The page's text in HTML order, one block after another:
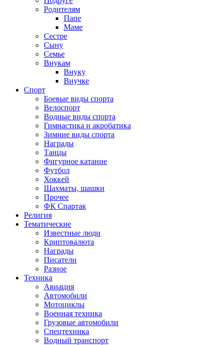
Родителям
Папе
Маме
Сестре
Сыну
Семье
Внукам
Внуку
Внучке
Спорт
Боевые виды спорта
Велоспорт
Водные виды спорта
Гимнастика и акробатика
Зимние виды спорта
Награды
Танцы
Фигурное катание
Футбол
Хоккей
Шахматы, шашки
Прочее
ФК Спартак
Религия
Тематические
Известные люди
Криптовалюта
Награды
Писатели
Разное
Техника
Авиация
Автомобили
Мотоциклы
Военная техника
Грузовые автомобили
Спецтехника
Водный транспорт